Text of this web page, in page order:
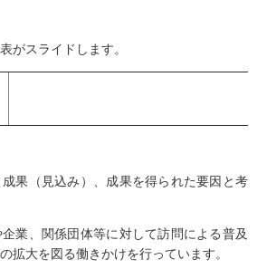
がスライドします。
成果（見込み）、成果を得られた要因と考
業、関係団体等に対して訪問による普及
拡大を図る働きかけを行っています。